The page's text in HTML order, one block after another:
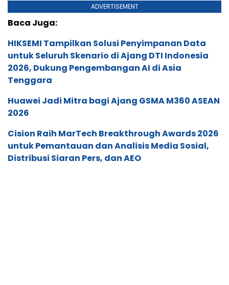
ADVERTISEMENT
Baca Juga:
HIKSEMI Tampilkan Solusi Penyimpanan Data
untuk Seluruh Skenario di Ajang DTI Indonesia
2026, Dukung Pengembangan AI di Asia
Tenggara
Huawei Jadi Mitra bagi Ajang GSMA M360 ASEAN
2026
Cision Raih MarTech Breakthrough Awards 2026
untuk Pemantauan dan Analisis Media Sosial,
Distribusi Siaran Pers, dan AEO